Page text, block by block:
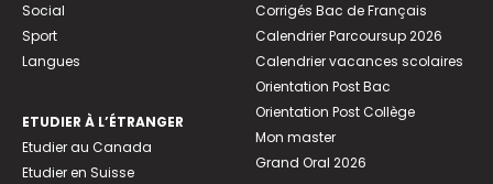
Social
Sport
Langues
ETUDIER À L’ÉTRANGER
Etudier au Canada
Etudier en Suisse
Corrigés Bac de Français
Calendrier Parcoursup 2026
Calendrier vacances scolaires
Orientation Post Bac
Orientation Post Collège
Mon master
Grand Oral 2026